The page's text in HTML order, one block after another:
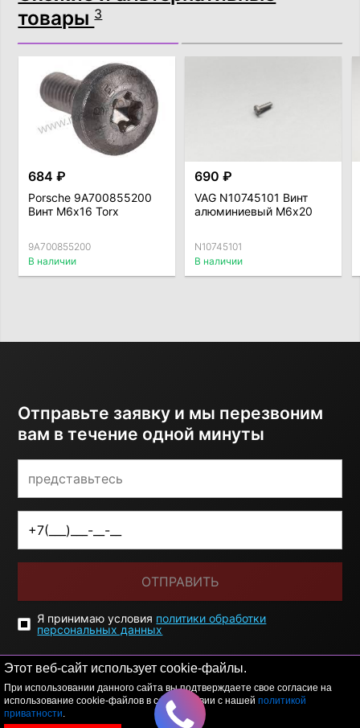
Этот веб-сайт использует cookie-файлы.
При использовании данного сайта вы подтверждаете свое согласие на
использование cookie-файлов в соответствии с нашей политикой
приватности.
товары3
684 ₽
Porsche 9A700855200
Винт М6х16 Torx
9A700855200
В наличии
690 ₽
VAG N10745101 Винт
алюминиевый М6х20
N10745101
В наличии
Отправьте заявку и мы перезвоним
вам в течение одной минуты
ОТПРАВИТЬ
Я принимаю условия политики обработки
персональных данных